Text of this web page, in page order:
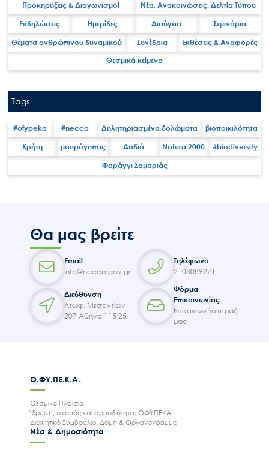
Search
Άξονες δράσης
Μ.Δ.Π.Π.
Έργα
Εισιτήρια
Επικοινωνία
Προκηρύξεις & Διαγωνισμοί Νέα, Ανακοινώσεις, Δελτία Τύπου
Εκδηλώσεις Ημερίδες Διαύγεια Σεμινάρια
Θέματα ανθρώπινου δυναμικού Συνέδρια Εκθέσεις & Αναφορές
Θεσμικά κείμενα
Tags
#ofypeka #necca Δηλητηριασμένα δολώματα βιοποικιλότητα
Κρήτη μαυρόγυπας Δαδιά Natura 2000 #biodiversity
Φαράγγι Σαμαριάς
Θα μας βρείτε
Email
info@necca.gov.gr
Τηλέφωνο
2108089271
Διεύθυνση
Λεωφ. Μεσογείων
207 Αθήνα 115 25
Φόρμα
Επικοινωνίας
Επικοινωνήστε μαζί
μας
Ο.ΦΥ.ΠΕ.Κ.Α.
Θεσμικό Πλαισιο
Ίδρυση, σκοπός και αρμοδιότητες ΟΦΥΠΕΚΑ
Διοικητικό Συμβούλιο, Δομή & Οργανόγραμμα
Νέα & Δημοσιότητα